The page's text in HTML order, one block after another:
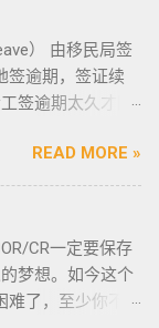
可证，如果想
必不可少的。 在
请人必须年满21
获得持有执照。
丶获得法庭许可
可丶参加菲律宾
人员如律师丶
会计师丶有资质
柜员丶天主教神
伊斯兰教阿訇
） 由移民局签
签逾期，签证续
签逾期太久才降
，也是带离境令
数情况下，被发
菲律宾，是不
更多最新信息欢
电报
0912-222 电
免验证，咨询
READ MORE »
CR一定要保存
梦想。如今这个
了，至少你不